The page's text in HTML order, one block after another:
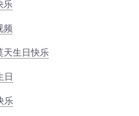
乐
频
天生日快乐
日
乐